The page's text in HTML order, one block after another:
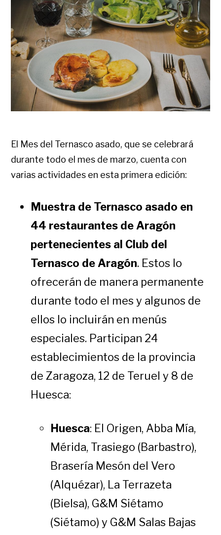
El Mes del Ternasco asado, que se celebrará
durante todo el mes de marzo, cuenta con
varias actividades en esta primera edición:
Muestra de Ternasco asado en
44 restaurantes de Aragón
pertenecientes al Club del
Ternasco de Aragón. Estos lo
ofrecerán de manera permanente
durante todo el mes y algunos de
ellos lo incluirán en menús
especiales. Participan 24
establecimientos de la provincia
de Zaragoza, 12 de Teruel y 8 de
Huesca:
Huesca: El Origen, Abba Mía,
Mérida, Trasiego (Barbastro),
Brasería Mesón del Vero
(Alquézar), La Terrazeta
(Bielsa), G&M Siétamo
(Siétamo) y G&M Salas Bajas